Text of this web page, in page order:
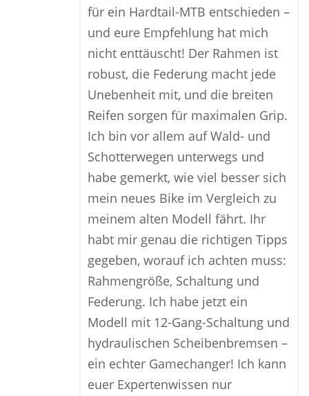
für ein Hardtail-MTB entschieden –
und eure Empfehlung hat mich
nicht enttäuscht! Der Rahmen ist
robust, die Federung macht jede
Unebenheit mit, und die breiten
Reifen sorgen für maximalen Grip.
Ich bin vor allem auf Wald- und
Schotterwegen unterwegs und
habe gemerkt, wie viel besser sich
mein neues Bike im Vergleich zu
meinem alten Modell fährt. Ihr
habt mir genau die richtigen Tipps
gegeben, worauf ich achten muss:
Rahmengröße, Schaltung und
Federung. Ich habe jetzt ein
Modell mit 12-Gang-Schaltung und
hydraulischen Scheibenbremsen –
ein echter Gamechanger! Ich kann
euer Expertenwissen nur